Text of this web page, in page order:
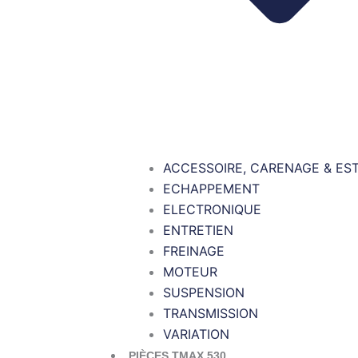
ACCESSOIRE, CARENAGE &
ECHAPPEMENT
ELECTRONIQUE
ENTRETIEN
FREINAGE
MOTEUR
SUSPENSION
TRANSMISSION
VARIATION
PIÈCES TMAX 530